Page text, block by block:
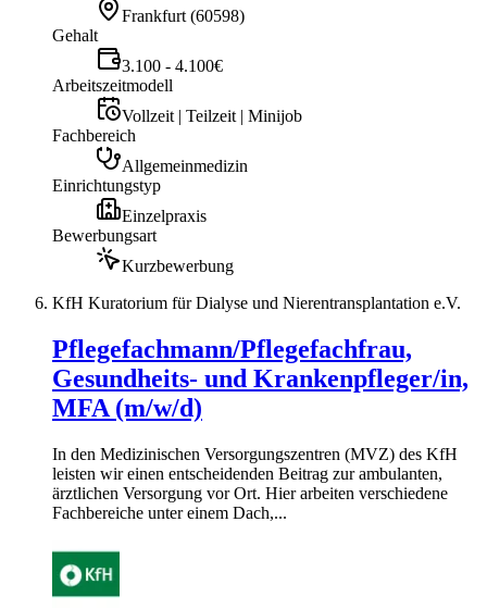
Frankfurt (60598)
Gehalt
3.100 - 4.100€
Arbeitszeitmodell
Vollzeit | Teilzeit | Minijob
Fachbereich
Allgemeinmedizin
Einrichtungstyp
Einzelpraxis
Bewerbungsart
Kurzbewerbung
KfH Kuratorium für Dialyse und Nierentransplantation e.V.
Pflegefachmann/Pflegefachfrau,
Gesundheits- und Krankenpfleger/in,
MFA (m/w/d)
In den Medizinischen Versorgungszentren (MVZ) des KfH
leisten wir einen entscheidenden Beitrag zur ambulanten,
ärztlichen Versorgung vor Ort. Hier arbeiten verschiedene
Fachbereiche unter einem Dach,...